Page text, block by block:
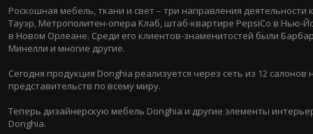
Роскошная мебель, ткани и свет – три направления
Тауэр, Метрополитен-опера Клаб, штаб-квартире PepsiCo в
в Новом Орлеане. Среди его клиентов-знаменитостей были
Минелли и многие другие.
Сегодня продукция Donghia реализуется через сеть из 12
представительств по всему миру.
Теперь дизайнерскую мебель Donghia и другие элементы
Donghia.